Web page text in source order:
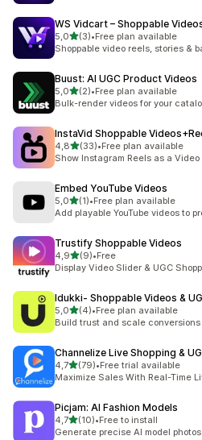
WS Vidcart – Shoppable
5,0/ 5 tähteä
(3)
3 arvostelua yhteensä
•Free plan available
Shoppable video reels, stories &
Buust: AI UGC Product Videos
5,0/ 5 tähteä
(2)
2 arvostelua yhteensä
•Free plan available
Bulk-render videos for your
InstaVid Shoppable
4,8/ 5 tähteä
(33)
33 arvostelua yhteensä
•Free plan available
Show Instagram Reels as a
Embed YouTube Videos
5,0/ 5 tähteä
(1)
1 arvostelua yhteensä
•Free plan available
Add playable YouTube videos to
Trustify Shoppable Videos
4,9/ 5 tähteä
(9)
9 arvostelua yhteensä
•Free
Display Video Slider & UGC
Idukki‑ Shoppable Videos &
5,0/ 5 tähteä
(4)
4 arvostelua yhteensä
•Free plan available
Build trust and scale conversions
Channelize Live Shopping &
4,7/ 5 tähteä
(79)
79 arvostelua yhteensä
•Free trial available
Maximize Sales With Real-Time
Picjam: AI Fashion Models
4,7/ 5 tähteä
(10)
10 arvostelua yhteensä
•Free to install
Generate precise AI model